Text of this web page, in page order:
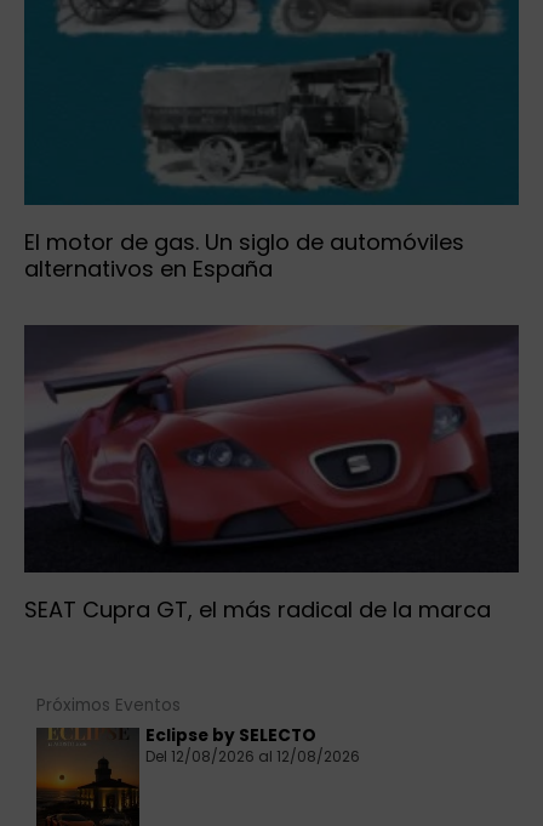
El motor de gas. Un siglo de automóviles
alternativos en España
SEAT Cupra GT, el más radical de la marca
Próximos Eventos
Eclipse by SELECTO
Del 12/08/2026 al 12/08/2026